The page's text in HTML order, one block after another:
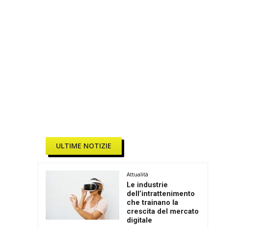
ULTIME NOTIZIE
Attualità
Le industrie
dell’intrattenimento
che trainano la
crescita del mercato
digitale